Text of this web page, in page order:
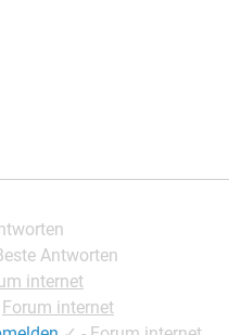
Antworten
internet
Forum internet